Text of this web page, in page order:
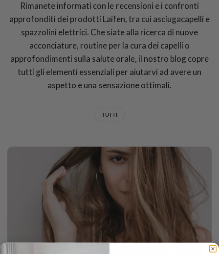
Rimanete informati con le recensioni e i confronti
approfonditi dei prodotti Laifen, tra cui asciugacapelli e
spazzolini elettrici. Che siate alla ricerca di nuove
acconciature, routine per la cura dei capelli o
approfondimenti sulla salute orale, il nostro blog copre
tutti gli elementi essenziali per aiutarvi ad avere un
aspetto e una sensazione ottimali.
TUTTI